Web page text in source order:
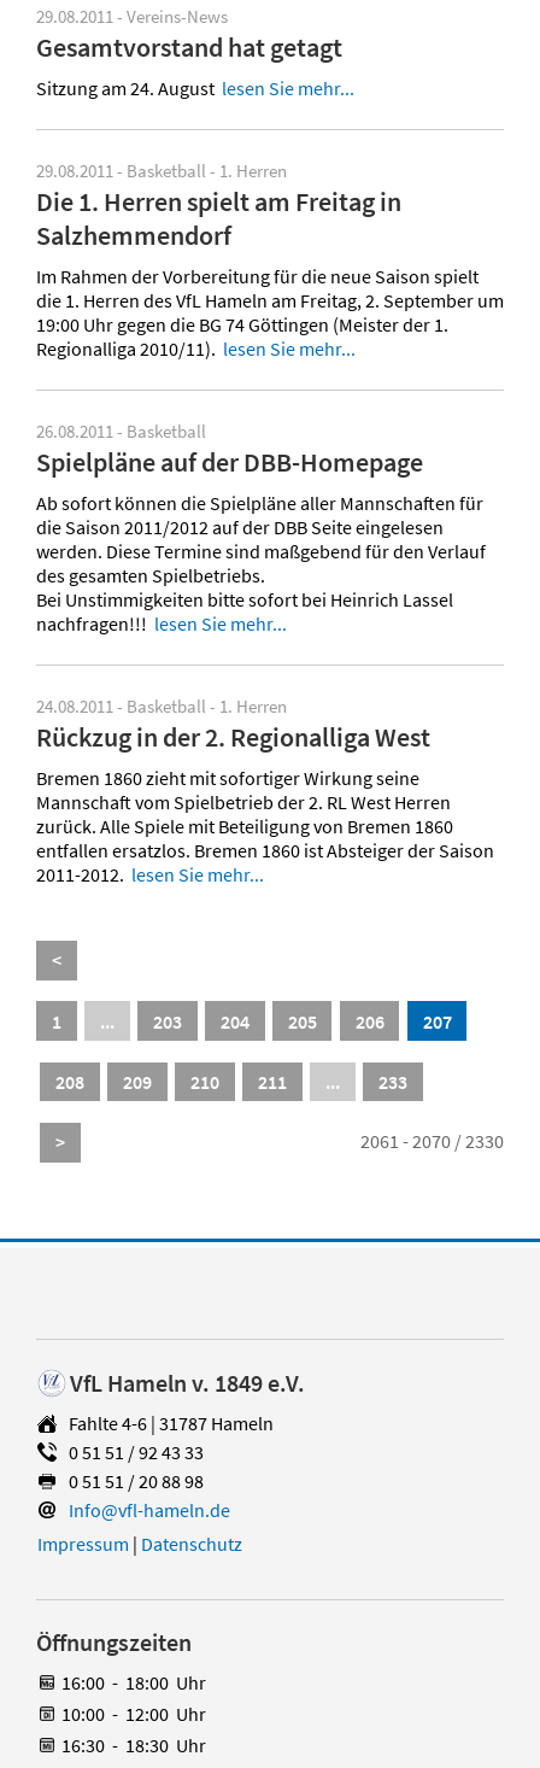
29.08.2011 - Vereins-News
Gesamtvorstand hat getagt
Sitzung am 24. August lesen Sie mehr...
29.08.2011 - Basketball - 1. Herren
Die 1. Herren spielt am Freitag in
Salzhemmendorf
Im Rahmen der Vorbereitung für die neue Saison spielt
die 1. Herren des VfL Hameln am Freitag, 2. September um
19:00 Uhr gegen die BG 74 Göttingen (Meister der 1.
Regionalliga 2010/11). lesen Sie mehr...
26.08.2011 - Basketball
Spielpläne auf der DBB-Homepage
Ab sofort können die Spielpläne aller Mannschaften für
die Saison 2011/2012 auf der DBB Seite eingelesen
werden. Diese Termine sind maßgebend für den Verlauf
des gesamten Spielbetriebs.
Bei Unstimmigkeiten bitte sofort bei Heinrich Lassel
nachfragen!!! lesen Sie mehr...
24.08.2011 - Basketball - 1. Herren
Rückzug in der 2. Regionalliga West
Bremen 1860 zieht mit sofortiger Wirkung seine
Mannschaft vom Spielbetrieb der 2. RL West Herren
zurück. Alle Spiele mit Beteiligung von Bremen 1860
entfallen ersatzlos. Bremen 1860 ist Absteiger der Saison
2011-2012. lesen Sie mehr...
<
1 ... 203 204 205 206 207
208 209 210 211 ... 233
> 2061 - 2070 / 2330
VfL Hameln v. 1849 e.V.
Fahlte 4-6 | 31787 Hameln
0 51 51 / 92 43 33
0 51 51 / 20 88 98
Info@vfl-hameln.de
Impressum | Datenschutz
Öffnungszeiten
16:00 - 18:00 Uhr
10:00 - 12:00 Uhr
16:30 - 18:30 Uhr